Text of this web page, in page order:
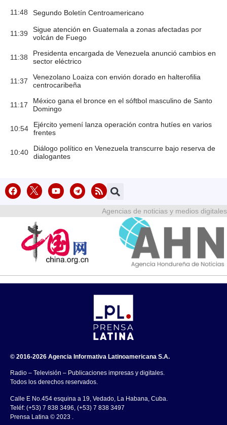
11:48 Segundo Boletín Centroamericano
11:39
Sigue atención en Guatemala a zonas afectadas por
volcán de Fuego
11:38
Presidenta encargada de Venezuela anunció cambios en
sector eléctrico
11:37
Venezolano Loaiza con envión dorado en halterofilia
centrocaribeña
11:17
México gana el bronce en el sóftbol masculino de Santo
Domingo
10:54
Ejército yemení lanza operación contra hutíes en varios
frentes
10:40
Diálogo político en Venezuela transcurre bajo reserva de
dialogantes
Agencias de noticias y medios digitales
© 2016-2026 Agencia Informativa Latinoamericana S.A.
Radio – Televisión – Publicaciones impresas y digitales.
Todos los derechos reservados.
Calle E No.454 esquina a 19, Vedado, La Habana, Cuba.
Teléf: (+53) 7 838 3496, (+53) 7 838 3497
Prensa Latina © 2023 .